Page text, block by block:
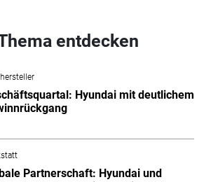
entdecken
Hyundai mit deutlichem
Partnerschaft: Hyundai und